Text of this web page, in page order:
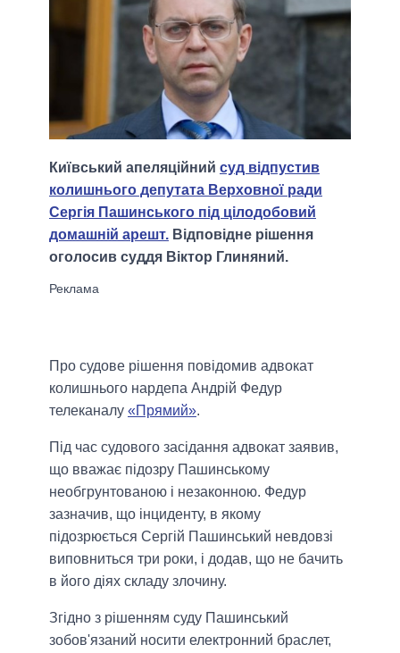
Київський апеляційний суд відпустив
колишнього депутата Верховної ради
Сергія Пашинського під цілодобовий
домашній арешт. Відповідне рішення
оголосив суддя Віктор Глиняний.
Про судове рішення повідомив адвокат
колишнього нардепа Андрій Федур
телеканалу «Прямий».
Під час судового засідання адвокат заявив,
що вважає підозру Пашинському
необгрунтованою і незаконною. Федур
зазначив, що інциденту, в якому
підозрюється Сергій Пашинський невдовзі
виповниться три роки, і додав, що не бачить
в його діях складу злочину.
Згідно з рішенням суду Пашинський
зобов'язаний носити електронний браслет,